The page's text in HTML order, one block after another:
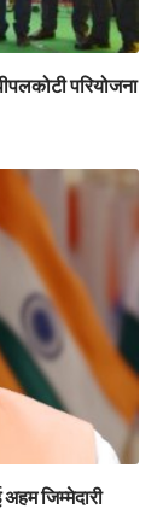
परियोजना
जिम्मेदारी